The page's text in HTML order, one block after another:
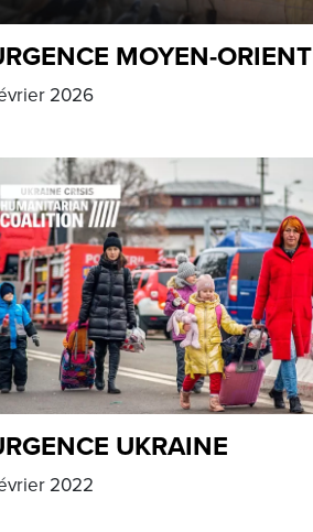
MOYEN-ORIENT
2026
UKRAINE
2022